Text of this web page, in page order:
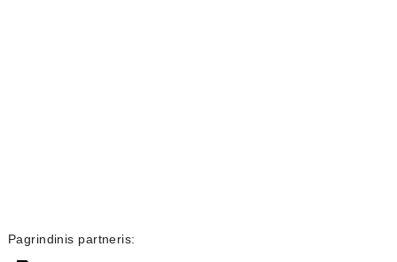
Pagrindinis partneris: